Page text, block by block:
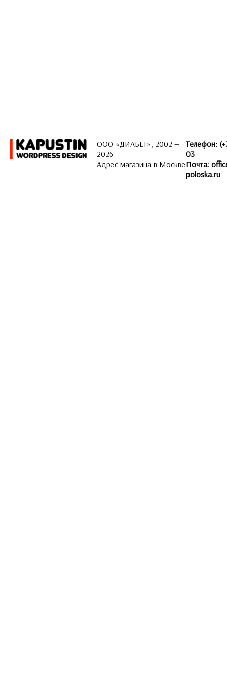
ООО «ДИАБЕТ», 2002 —
2026
Адрес магазина в Москве
Телефон:
03
Почта:
poloska.ru